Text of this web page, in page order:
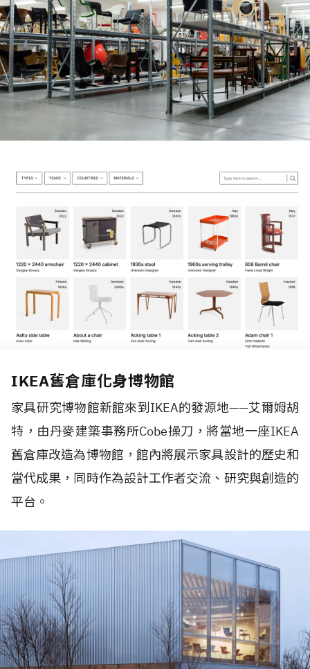
IKEA舊倉庫化身博物館
家具研究博物館新館來到IKEA的發源地——艾爾姆胡
特，由丹麥建築事務所Cobe操刀，將當地一座IKEA
舊倉庫改造為博物館，館內將展示家具設計的歷史和
當代成果，同時作為設計工作者交流、研究與創造的
平台。